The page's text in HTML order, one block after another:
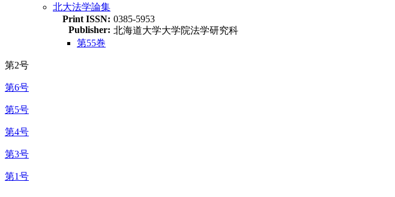
北大法学論集
Print ISSN: 0385-5953
Publisher: 北海道大学大学院法学研究科
第55巻
第2号
第6号
第5号
第4号
第3号
第1号